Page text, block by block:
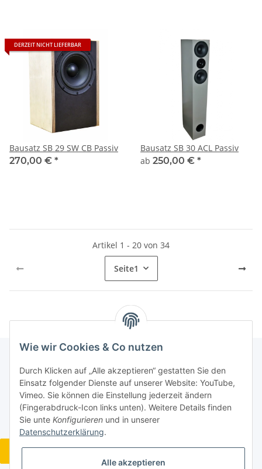
DERZEIT NICHT LIEFERBAR
Bausatz SB 29 SW CB Passiv
270,00 € *
Bausatz SB 30 ACL Passiv
ab 250,00 € *
Artikel 1 - 20 von 34
Seite1
Informationen
Gesetzliche Informationen
Widerrufsbutton
Wie wir Cookies & Co nutzen
Durch Klicken auf „Alle akzeptieren“ gestatten Sie den
Einsatz folgender Dienste auf unserer Website: YouTube,
Vimeo. Sie können die Einstellung jederzeit ändern
(Fingerabdruck-Icon links unten). Weitere Details finden
Sie unte Konfigurieren und in unserer
Datenschutzerklärung.
Alle akzeptieren